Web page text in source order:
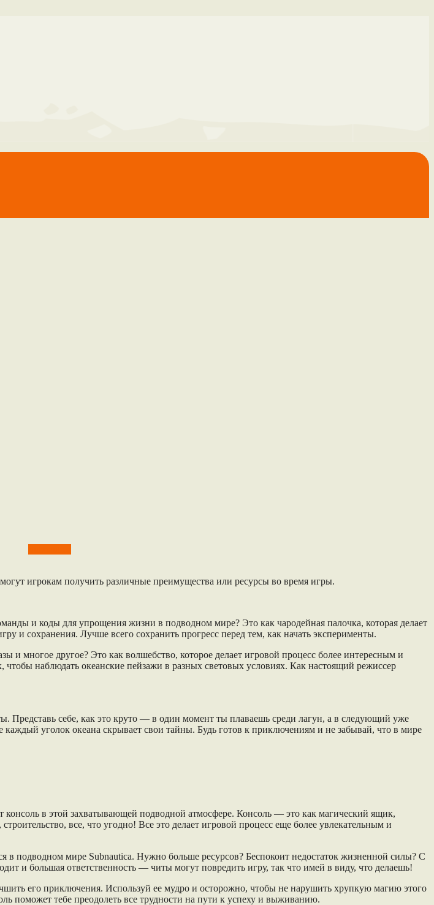
игрокам получить различные преимущества или ресурсы во время игры.
и коды для упрощения жизни в подводном мире? Это как чародейная палочка, которая делает
и сохранения. Лучше всего сохранить прогресс перед тем, как начать эксперименты.
и многое другое? Это как волшебство, которое делает игровой процесс более интересным и
наблюдать океанские пейзажи в разных световых условиях. Как настоящий режиссер
Представь себе, как это круто — в один момент ты плаваешь среди лагун, а в следующий уже
уголок океана скрывает свои тайны. Будь готов к приключениям и не забывай, что в мире
в этой захватывающей подводной атмосфере. Консоль — это как магический ящик,
все, что угодно! Все это делает игровой процесс еще более увлекательным и
мире Subnautica. Нужно больше ресурсов? Беспокоит недостаток жизненной силы? С
и большая ответственность — читы могут повредить игру, так что имей в виду, что делаешь!
его приключения. Используй ее мудро и осторожно, чтобы не нарушить хрупкую магию этого
поможет тебе преодолеть все трудности на пути к успеху и выживанию.